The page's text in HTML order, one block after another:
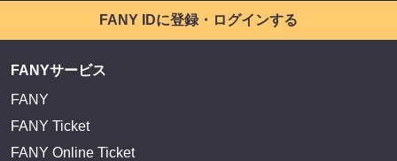
FANY IDに登録・ログインする
FANYサービス
FANY
FANY Ticket
FANY Online Ticket